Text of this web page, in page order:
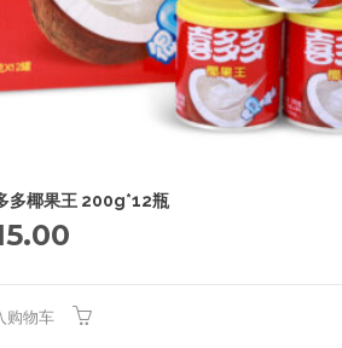
多椰果王 200g*12瓶
购物车